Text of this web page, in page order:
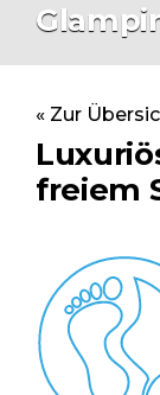
« Zur
freiem